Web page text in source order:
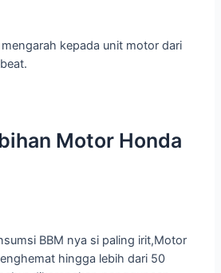
kepada unit motor dari
Motor Honda
BBM nya si paling irit,Motor
hingga lebih dari 50